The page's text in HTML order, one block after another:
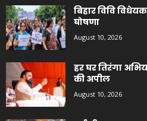
बिहार विवि
घोषणा
August 10, 2026
हर घर तिरंगा
की अपील
August 10, 2026